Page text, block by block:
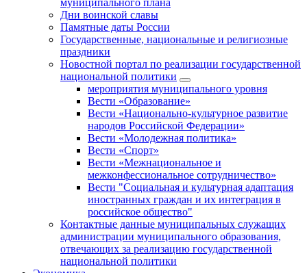
муниципального плана
Дни воинской славы
Памятные даты России
Государственные, национальные и религиозные
праздники
Новостной портал по реализации государственной
национальной политики
мероприятия муниципального уровня
Вести «Образование»
Вести «Национально-культурное развитие
народов Российской Федерации»
Вести «Молодежная политика»
Вести «Спорт»
Вести «Межнациональное и
межконфессиональное сотрудничество»
Вести "Социальная и культурная адаптация
иностранных граждан и их интеграция в
российское общество"
Контактные данные муниципальных служащих
администрации муниципального образования,
отвечающих за реализацию государственной
национальной политики